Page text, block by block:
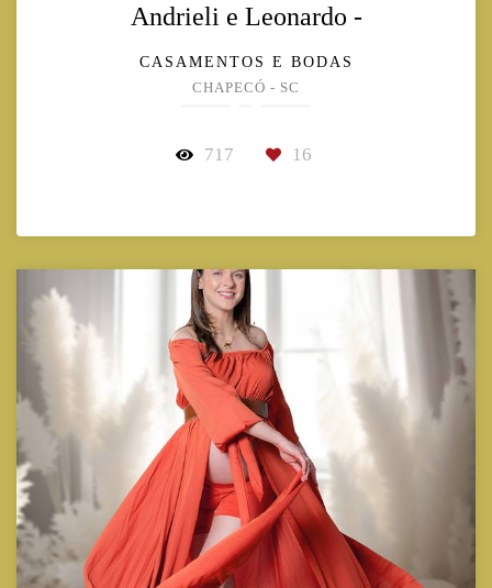
Andrieli e Leonardo -
CASAMENTOS E BODAS
CHAPECÓ - SC
717 16